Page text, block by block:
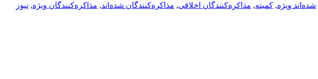
شده‌اند ویژه, کمیته, مذاکره‌کنندگان اخلاقی, مذاکره‌کنندگان شده‌اند, مذاکره‌کنندگان ویژه, نیوز